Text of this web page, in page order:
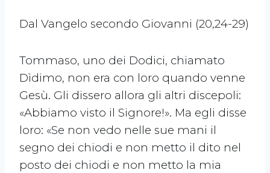
Dal Vangelo secondo Giovanni (20,24-29)
Tommaso, uno dei Dodici, chiamato
Dìdimo, non era con loro quando venne
Gesù. Gli dissero allora gli altri discepoli:
«Abbiamo visto il Signore!». Ma egli disse
loro: «Se non vedo nelle sue mani il
segno dei chiodi e non metto il dito nel
posto dei chiodi e non metto la mia